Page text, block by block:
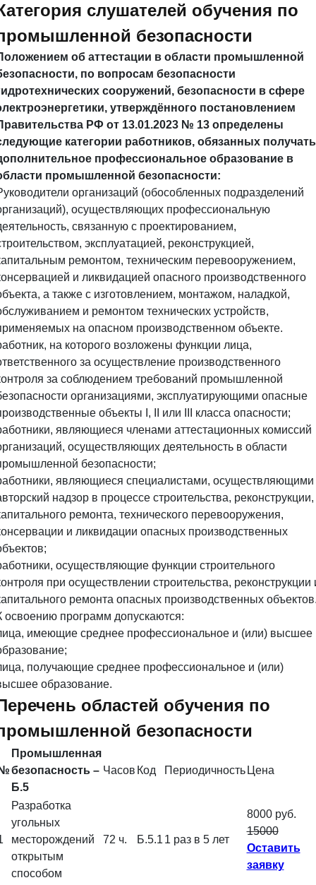
слушателей обучения по
безопасности
об аттестации в области промышленной
по вопросам безопасности
сооружений, безопасности в сфере
утверждённого постановлением
РФ от 13.01.2023 № 13 определены
категории работников, обязанных получать
профессиональное образование в
промышленной безопасности:
организаций (обособленных подразделений
осуществляющих профессиональную
связанную с проектированием,
эксплуатацией, реконструкцией,
ремонтом, техническим перевооружением,
и ликвидацией опасного производственного
а также с изготовлением, монтажом, наладкой,
и ремонтом технических устройств,
на опасном производственном объекте.
на которого возложены функции лица,
за осуществление производственного
за соблюдением требований промышленной
организациями, эксплуатирующими опасные
объекты I, II или III класса опасности;
являющиеся членами аттестационных комиссий
осуществляющих деятельность в области
безопасности;
являющиеся специалистами, осуществляющими
надзор в процессе строительства, реконструкции,
ремонта, технического перевооружения,
и ликвидации опасных производственных
осуществляющие функции строительного
при осуществлении строительства, реконструкции
ремонта опасных производственных
освоению программ допускаются:
имеющие среднее профессиональное и (или) высшее
получающие среднее профессиональное и (или)
образование.
областей обучения по
безопасности
Промышленная
безопасность –
Б.5
Часов Код Периодичность Цена
Разработка
угольных
месторождений
открытым
способом
72 ч. Б.5.1 1 раз в 5 лет
8000 руб.
15000
Оставить
заявку